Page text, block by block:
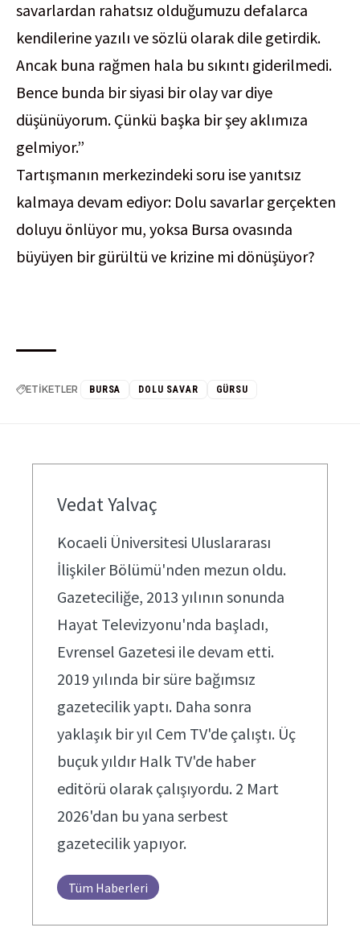
savarlardan rahatsız olduğumuzu defalarca
kendilerine yazılı ve sözlü olarak dile getirdik.
Ancak buna rağmen hala bu sıkıntı giderilmedi.
Bence bunda bir siyasi bir olay var diye
düşünüyorum. Çünkü başka bir şey aklımıza
gelmiyor.”
Tartışmanın merkezindeki soru ise yanıtsız
kalmaya devam ediyor: Dolu savarlar gerçekten
doluyu önlüyor mu, yoksa Bursa ovasında
büyüyen bir gürültü ve krizine mi dönüşüyor?
ETİKETLER BURSA DOLU SAVAR GÜRSU
Vedat Yalvaç
Kocaeli Üniversitesi Uluslararası
İlişkiler Bölümü'nden mezun oldu.
Gazeteciliğe, 2013 yılının sonunda
Hayat Televizyonu'nda başladı,
Evrensel Gazetesi ile devam etti.
2019 yılında bir süre bağımsız
gazetecilik yaptı. Daha sonra
yaklaşık bir yıl Cem TV'de çalıştı. Üç
buçuk yıldır Halk TV'de haber
editörü olarak çalışıyordu. 2 Mart
2026'dan bu yana serbest
gazetecilik yapıyor.
Tüm Haberleri